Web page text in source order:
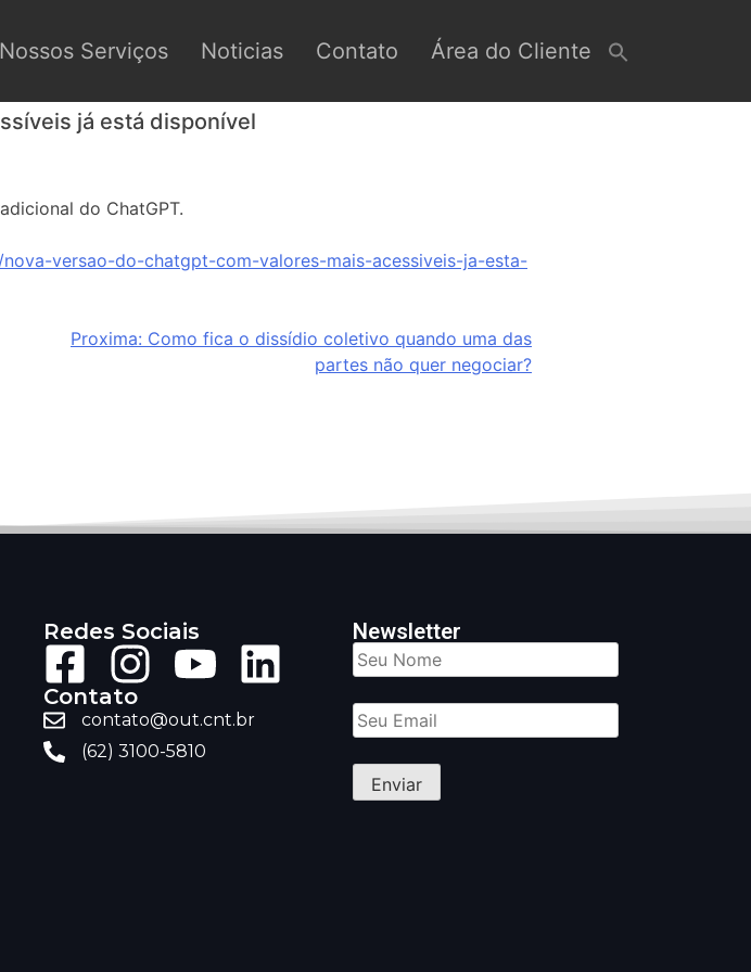
Nossos Serviços Noticias Contato Área do Cliente
já está disponível
do ChatGPT.
versao-do-chatgpt-com-valores-mais-acessiveis-ja-esta-
Proxima: Como fica o dissídio coletivo quando uma das
partes não quer negociar?
Redes Sociais
Contato
contato@out.cnt.br
(62) 3100-5810
Newsletter